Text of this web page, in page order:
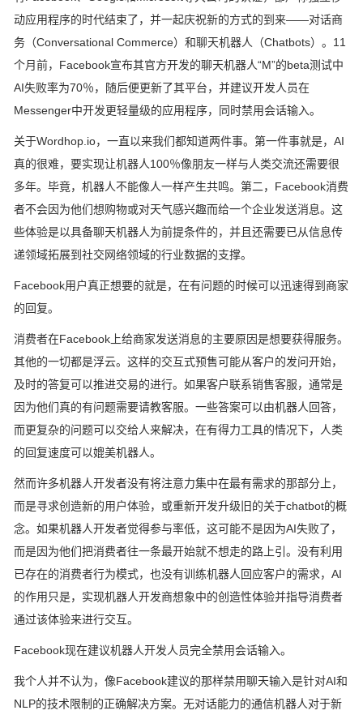
动应用程序的时代结束了，并一起庆祝新的方式的到来——对话商
务（Conversational Commerce）和聊天机器人（Chatbots）。11
个月前，Facebook宣布其官方开发的聊天机器人“M”的beta测试中
AI失败率为70％，随后便更新了其平台，并建议开发人员在
Messenger中开发更轻量级的应用程序，同时禁用会话输入。
关于Wordhop.io，一直以来我们都知道两件事。第一件事就是，AI
真的很难，要实现让机器人100％像朋友一样与人类交流还需要很
多年。毕竟，机器人不能像人一样产生共鸣。第二，Facebook消费
者不会因为他们想购物或对天气感兴趣而给一个企业发送消息。这
些体验是以具备聊天机器人为前提条件的，并且还需要已从信息传
递领域拓展到社交网络领域的行业数据的支撑。
Facebook用户真正想要的就是，在有问题的时候可以迅速得到商家
的回复。
消费者在Facebook上给商家发送消息的主要原因是想要获得服务。
其他的一切都是浮云。这样的交互式预售可能从客户的发问开始，
及时的答复可以推进交易的进行。如果客户联系销售客服，通常是
因为他们真的有问题需要请教客服。一些答案可以由机器人回答，
而更复杂的问题可以交给人来解决，在有得力工具的情况下，人类
的回复速度可以媲美机器人。
然而许多机器人开发者没有将注意力集中在最有需求的那部分上，
而是寻求创造新的用户体验，或重新开发升级旧的关于chatbot的概
念。如果机器人开发者觉得参与率低，这可能不是因为AI失败了，
而是因为他们把消费者往一条最开始就不想走的路上引。没有利用
已存在的消费者行为模式，也没有训练机器人回应客户的需求，AI
的作用只是，实现机器人开发商想象中的创造性体验并指导消费者
通过该体验来进行交互。
Facebook现在建议机器人开发人员完全禁用会话输入。
我个人并不认为，像Facebook建议的那样禁用聊天输入是针对AI和
NLP的技术限制的正确解决方案。无对话能力的通信机器人对于新